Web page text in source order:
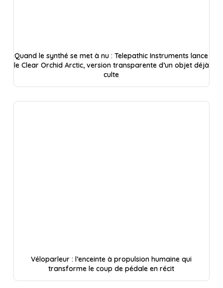
Quand le synthé se met à nu : Telepathic Instruments lance
le Clear Orchid Arctic, version transparente d’un objet déjà
culte
Véloparleur : l’enceinte à propulsion humaine qui
transforme le coup de pédale en récit